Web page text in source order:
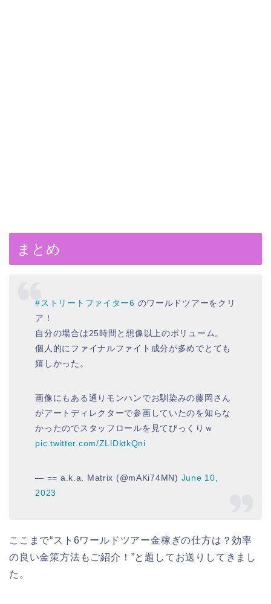
まとめ
#ストリートファイター6 のワールドツアーをクリ
ア！
自分の場合は25時間と想像以上のボリューム。
個人的にファイナルファイト成分が多めでとても
嬉しかった。
画像にもある通りモンハンでお馴染みの藤岡さん
がアートディレクターで参画していたのを知らな
かったのでスタッフロールを見てびっくりｗ
pic.twitter.com/ZLlDktkQni
— == a.k.a. Matrix (@mAKi74MN) June 10,
2023
ここまで“スト6ワールドツアー金稼ぎの仕方は？効率
の良い金策方法もご紹介！”と題してお送りしてきまし
た。